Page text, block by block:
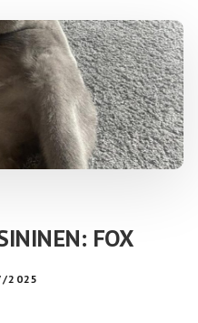
FOX
2025